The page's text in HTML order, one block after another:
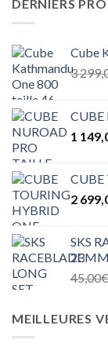
DERNIERS
Cube
3
CUBE
1
CUBE
2
SKS
45,00€
MEILLEURES